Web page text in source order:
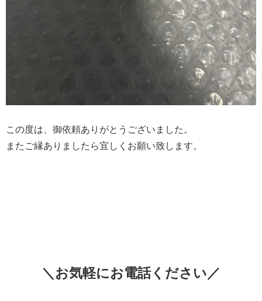
この度は、御依頼ありがとうございました。
またご縁ありましたら宜しくお願い致します。
＼お気軽にお電話ください／